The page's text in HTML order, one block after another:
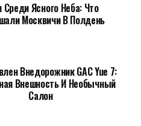
Среди Ясного Неба: Что
Москвичи В Полдень
Внедорожник GAC Yue 7:
Внешность И Необычный
Салон